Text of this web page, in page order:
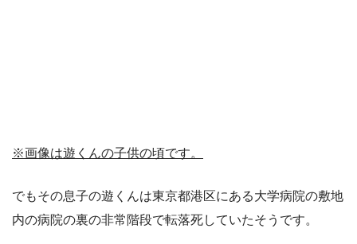
※画像は遊くんの子供の頃です。
でもその息子の遊くんは東京都港区にある大学病院の敷地
内の病院の裏の非常階段で転落死していたそうです。